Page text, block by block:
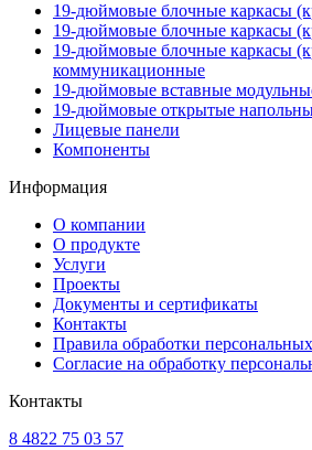
19-дюймовые блочные каркасы
19-дюймовые блочные каркасы
19-дюймовые блочные каркасы
коммуникационные
19-дюймовые вставные
19-дюймовые открытые
Лицевые панели
Компоненты
Информация
О компании
О продукте
Услуги
Проекты
Документы и сертификаты
Контакты
Правила обработки
Согласие на обработку
Контакты
8 4822 75 03 57